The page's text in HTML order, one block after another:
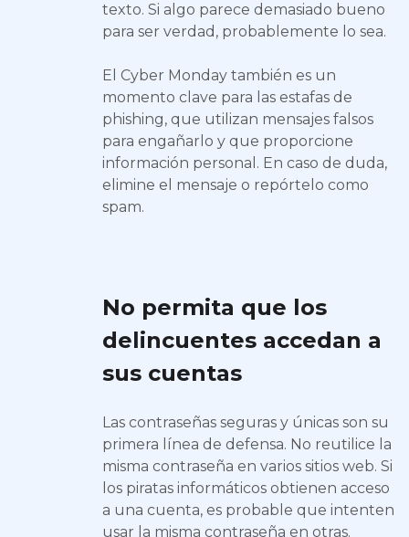
texto. Si algo parece demasiado bueno
para ser verdad, probablemente lo sea.
El Cyber Monday también es un
momento clave para las estafas de
phishing, que utilizan mensajes falsos
para engañarlo y que proporcione
información personal. En caso de duda,
elimine el mensaje o repórtelo como
spam.
No permita que los
delincuentes accedan a
sus cuentas
Las contraseñas seguras y únicas son su
primera línea de defensa. No reutilice la
misma contraseña en varios sitios web. Si
los piratas informáticos obtienen acceso
a una cuenta, es probable que intenten
usar la misma contraseña en otras.